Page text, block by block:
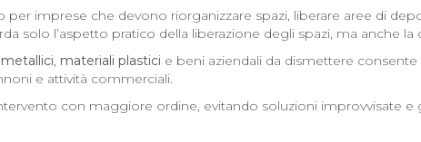
per imprese che devono riorganizzare spazi, liberare aree di
solo l’aspetto pratico della liberazione degli spazi, ma anche
, materiali plastici e beni aziendali da dismettere
e attività commerciali.
con maggiore ordine, evitando soluzioni improvvisate e